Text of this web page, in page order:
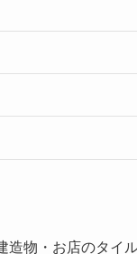
造物・お店のタイ